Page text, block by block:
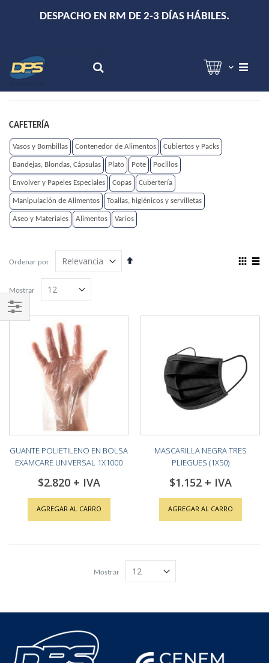
DESPACHO EN RM DE 2-3 DÍAS HÁBILES.
Ordenar por
Establecer
View
Mostrar
GUANTE POLIETILENO EN BOLSA
EXAMCARE UNIVERSAL 1X1000
$2.820
AGREGAR AL CARRO
MASCARILLA NEGRA TRES
PLIEGUES (1X50)
$1.152
AGREGAR AL CARRO
Mostrar
CAFETERÍA
Vasos y Bombillas Contenedor de Alimentos Cubiertos y Packs
Bandejas, Blondas, Cápsulas Plato Pote Pocillos
Envolver y Papeles Especiales Copas Cubertería
Manipulación de Alimentos Toallas, higiénicos y servilletas
Aseo y Materiales Alimentos Varios
Shop